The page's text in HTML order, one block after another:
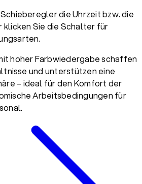
die Uhrzeit bzw. die
Sie die Schalter für
hoher Farbwiedergabe schaffen
und unterstützen eine
– ideal für den Komfort der
Arbeitsbedingungen für